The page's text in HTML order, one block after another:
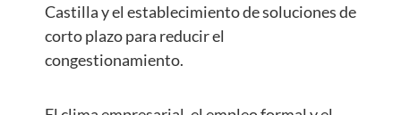
Castilla y el establecimiento de soluciones de
corto plazo para reducir el
congestionamiento.